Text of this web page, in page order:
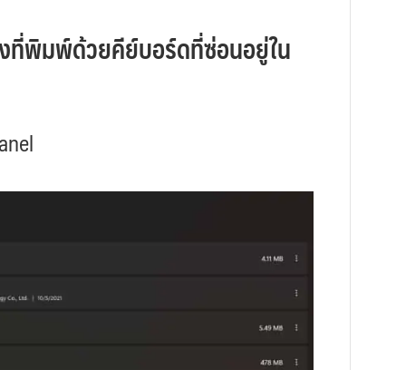
ที่พิมพ์ด้วยคีย์บอร์ดที่ซ่อนอยู่ใน